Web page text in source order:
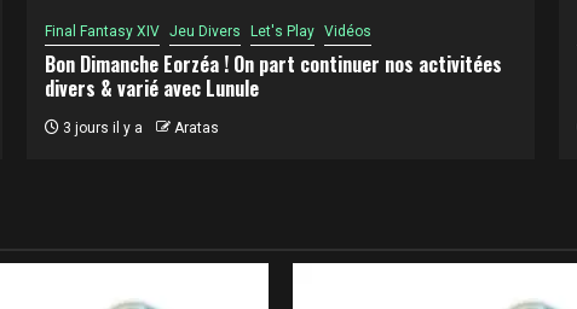
Final Fantasy XIV Jeu Divers Let's Play Vidéos
Bon Dimanche Eorzéa ! On part continuer nos activitées
divers & varié avec Lunule
3 jours il y a Aratas